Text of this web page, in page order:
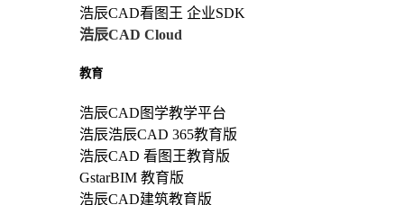
浩辰CAD看图王 企业SDK
浩辰CAD Cloud
教育
浩辰CAD图学教学平台
浩辰浩辰CAD 365教育版
浩辰CAD 看图王教育版
GstarBIM 教育版
浩辰CAD建筑教育版